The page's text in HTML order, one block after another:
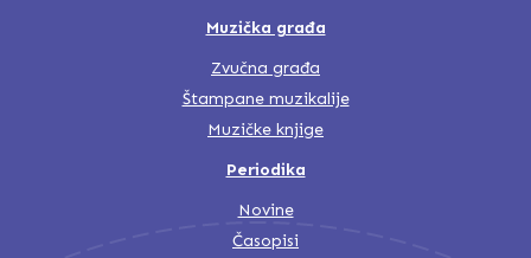
Muzička građa
Zvučna građa
Štampane muzikalije
Muzičke knjige
Periodika
Novine
Časopisi